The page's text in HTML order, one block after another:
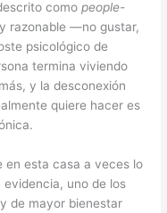
comopeople-
razonable —no gustar,
psicológico de
termina viviendo
y la desconexión
quiere hacer es
en esta casa a veces lo
uno de los
de mayor bienestar